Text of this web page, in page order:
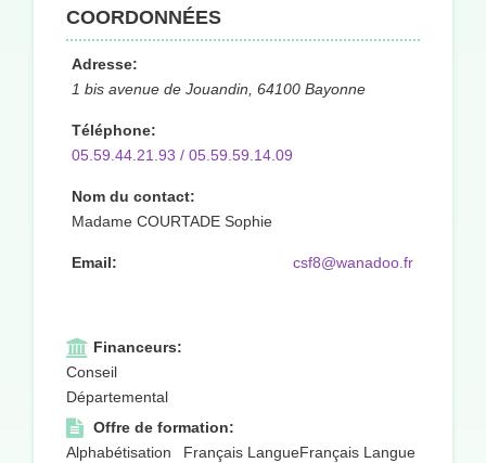
COORDONNÉES
Adresse:
1 bis avenue de Jouandin, 64100 Bayonne
Téléphone:
05.59.44.21.93 / 05.59.59.14.09
Nom du contact:
Madame COURTADE Sophie
Email: csf8@wanadoo.fr
Financeurs:
Conseil
Départemental
Offre de formation:
Alphabétisation
Français LangueFrançais Langue